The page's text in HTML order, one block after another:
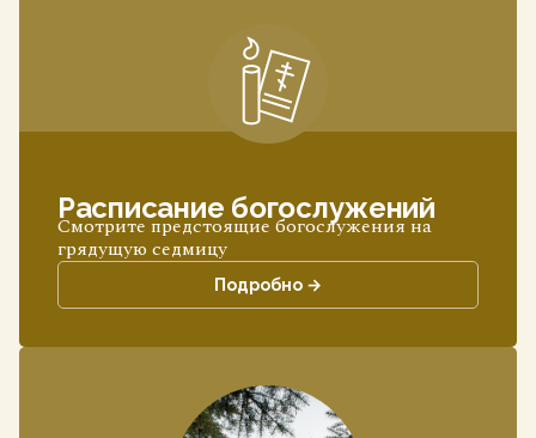
Расписание богослужений
Смотрите предстоящие богослужения на
грядущую седмицу
Подробно →